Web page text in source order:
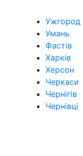
Ужгород
Умань
Фастів
Харків
Херсон
Черкаси
Чернігів
Чернівці